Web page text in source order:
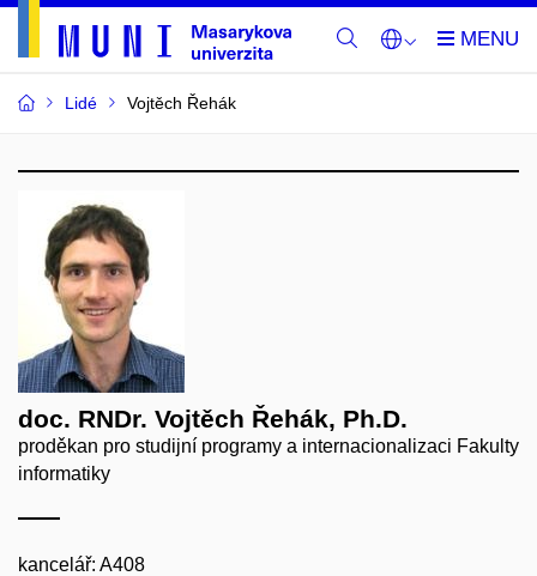
Lidé Vojtěch Řehák
doc. RNDr. Vojtěch Řehák, Ph.D.
proděkan pro studijní programy a internacionalizaci Fakulty
informatiky
kancelář: A408